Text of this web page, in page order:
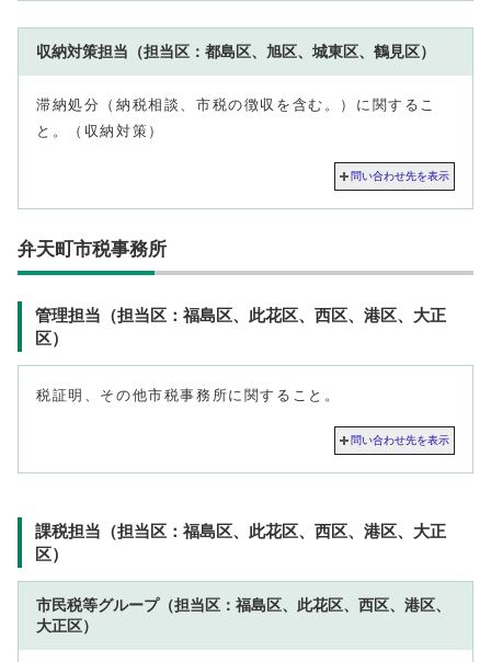
収納対策担当（担当区：都島区、旭区、城東区、鶴見区）
滞納処分（納税相談、市税の徴収を含む。）に関するこ
と。（収納対策）
問い合わせ先を表示
弁天町市税事務所
管理担当（担当区：福島区、此花区、西区、港区、大正
区）
税証明、その他市税事務所に関すること。
問い合わせ先を表示
課税担当（担当区：福島区、此花区、西区、港区、大正
区）
市民税等グループ（担当区：福島区、此花区、西区、港区、
大正区）